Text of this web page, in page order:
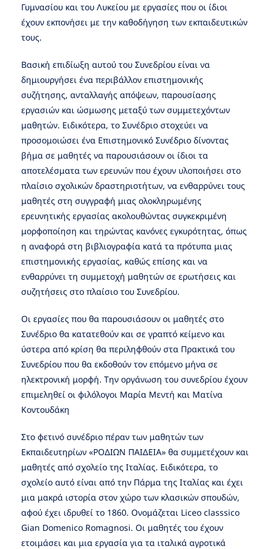
Γυμνασίου και του Λυκείου με εργασίες που οι ίδιοι
έχουν εκπονήσει με την καθοδήγηση των εκπαιδευτικών
τους.
Βασική επιδίωξη αυτού του Συνεδρίου είναι να
δημιουργήσει ένα περιβάλλον επιστημονικής
συζήτησης, ανταλλαγής απόψεων, παρουσίασης
εργασιών και ώσμωσης μεταξύ των συμμετεχόντων
μαθητών. Ειδικότερα, το Συνέδριο στοχεύει να
προσομοιώσει ένα Επιστημονικό Συνέδριο δίνοντας
βήμα σε μαθητές να παρουσιάσουν οι ίδιοι τα
αποτελέσματα των ερευνών που έχουν υλοποιήσει στο
πλαίσιο σχολικών δραστηριοτήτων, να ενθαρρύνει τους
μαθητές στη συγγραφή μιας ολοκληρωμένης
ερευνητικής εργασίας ακολουθώντας συγκεκριμένη
μορφοποίηση και τηρώντας κανόνες εγκυρότητας, όπως
η αναφορά στη βιβλιογραφία κατά τα πρότυπα μιας
επιστημονικής εργασίας, καθώς επίσης και να
ενθαρρύνει τη συμμετοχή μαθητών σε ερωτήσεις και
συζητήσεις στο πλαίσιο του Συνεδρίου.
Οι εργασίες που θα παρουσιάσουν οι μαθητές στο
Συνέδριο θα κατατεθούν και σε γραπτό κείμενο και
ύστερα από κρίση θα περιληφθούν στα Πρακτικά του
Συνεδρίου που θα εκδοθούν τον επόμενο μήνα σε
ηλεκτρονική μορφή. Την οργάνωση του συνεδρίου έχουν
επιμεληθεί οι φιλόλογοι Μαρία Μεντή και Ματίνα
Κοντουδάκη
Στο φετινό συνέδριο πέραν των μαθητών των
Εκπαιδευτηρίων «ΡΟΔΙΩΝ ΠΑΙΔΕΙΑ» θα συμμετέχουν και
μαθητές από σχολείο της Ιταλίας. Ειδικότερα, το
σχολείο αυτό είναι από την Πάρμα της Ιταλίας και έχει
μια μακρά ιστορία στον χώρο των κλασικών σπουδών,
αφού έχει ιδρυθεί το 1860. Ονομάζεται Liceo classsico
Gian Domenico Romagnosi. Οι μαθητές του έχουν
ετοιμάσει και μια εργασία για τα ιταλικά αγροτικά